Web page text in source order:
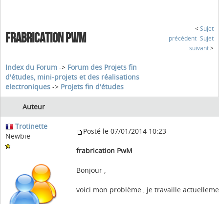
FRABRICATION PWM
< Sujet
précédent Sujet
suivant >
Index du Forum -> Forum des Projets fin
d'études, mini-projets et des réalisations
electroniques -> Projets fin d'études
Auteur
Trotinette
Newbie
Posté le 07/01/2014 10:23
frabrication PwM
Bonjour ,
voici mon problème , je travaille